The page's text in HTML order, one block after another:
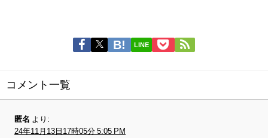
LINE
コメント一覧
匿名 より:
24年11月13日17時05分 5:05 PM